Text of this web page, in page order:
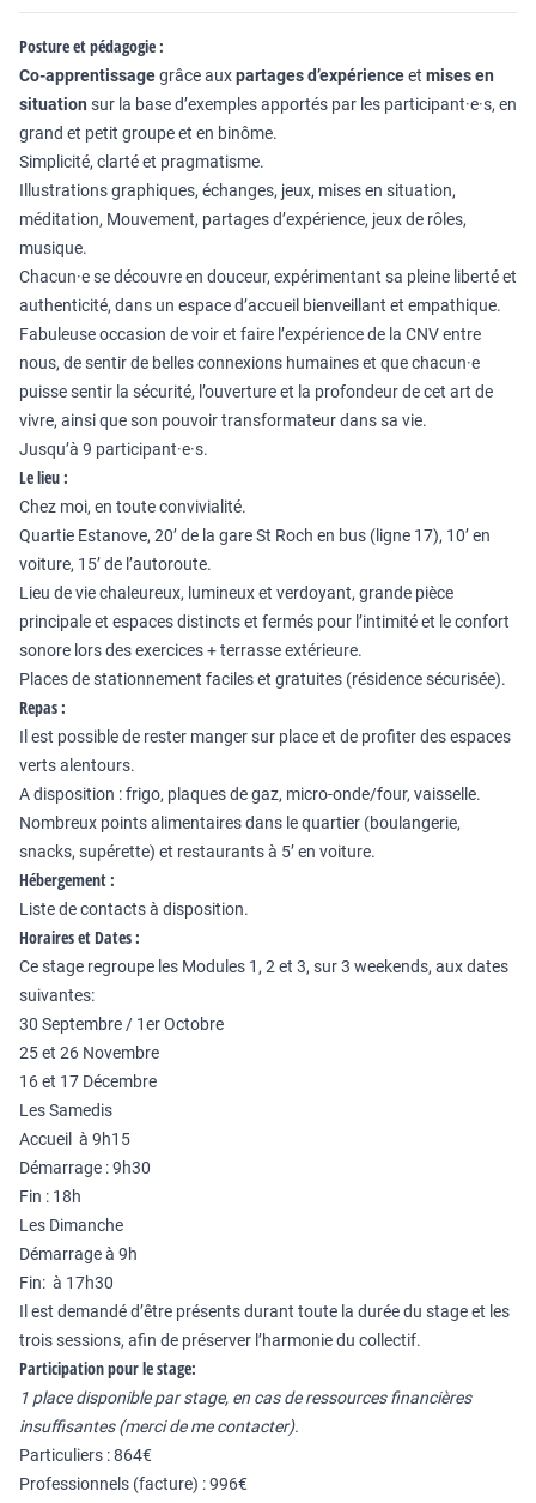
Posture et pédagogie :
Co-apprentissagegrâce auxpartages d’expérienceet mises en
situation sur la base d’exemples apportés par les participant·e·s, en
grand et petit groupe et en binôme.
Simplicité, clarté et pragmatisme.
Illustrations graphiques, échanges, jeux, mises en situation,
méditation, Mouvement, partages d’expérience, jeux de rôles,
musique.
Chacun·e se découvre en douceur, expérimentant sa pleine liberté et
authenticité, dans un espace d’accueil bienveillant et empathique.
Fabuleuse occasion de voir et faire l’expérience de la CNV entre
nous, de sentir de belles connexions humaines et que chacun·e
puisse sentir la sécurité, l’ouverture et la profondeur de cet art de
vivre, ainsi que son pouvoir transformateur dans sa vie.
Jusqu’à 9 participant·e·s.
Le lieu :
Chez moi, en toute convivialité.
Quartie Estanove, 20’ de la gare St Roch en bus (ligne 17), 10’ en
voiture, 15’ de l’autoroute.
Lieu de vie chaleureux, lumineux et verdoyant, grande pièce
principale et espaces distincts et fermés pour l’intimité et le confort
sonore lors des exercices + terrasse extérieure.
Places de stationnement faciles et gratuites (résidence sécurisée).
Repas :
Il est possible de rester manger sur place et de profiter des espaces
verts alentours.
A disposition : frigo, plaques de gaz, micro-onde/four, vaisselle.
Nombreux points alimentaires dans le quartier (boulangerie,
snacks, supérette) et restaurants à 5’ en voiture.
Hébergement :
Liste de contacts à disposition.
Horaires et Dates :
Ce stage regroupe les Modules 1, 2 et 3, sur 3 weekends, aux dates
suivantes:
30 Septembre / 1er Octobre
25 et 26 Novembre
16 et 17 Décembre
Les Samedis
Accueil à 9h15
Démarrage : 9h30
Fin : 18h
Les Dimanche
Démarrage à 9h
Fin: à 17h30
Il est demandé d’être présents durant toute la durée du stage et les
trois sessions, afin de préserver l’harmonie du collectif.
Participation pour le stage:
1 place disponible par stage, en cas de ressources financières
insuffisantes (merci de me contacter).
Particuliers : 864€
Professionnels (facture) : 996€